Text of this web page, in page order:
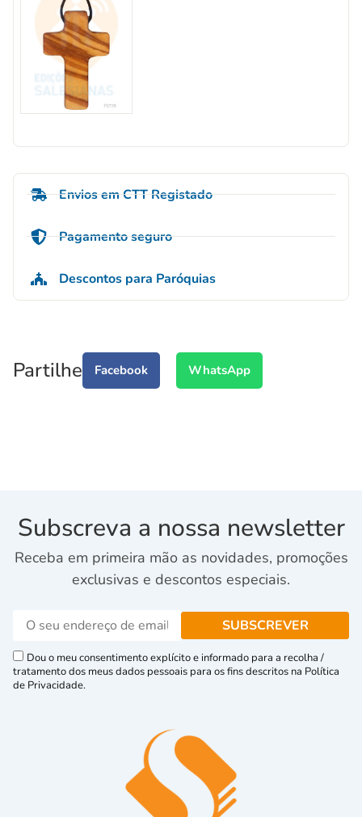
Envios em CTT Registado
Pagamento seguro
Descontos para Paróquias
Partilhe Facebook WhatsApp
Subscreva a nossa newsletter
Receba em primeira mão as novidades, promoções
exclusivas e descontos especiais.
Dou o meu consentimento explícito e informado para a recolha /
tratamento dos meus dados pessoais para os fins descritos na Política
de Privacidade.